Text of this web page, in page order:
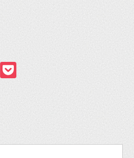
Line